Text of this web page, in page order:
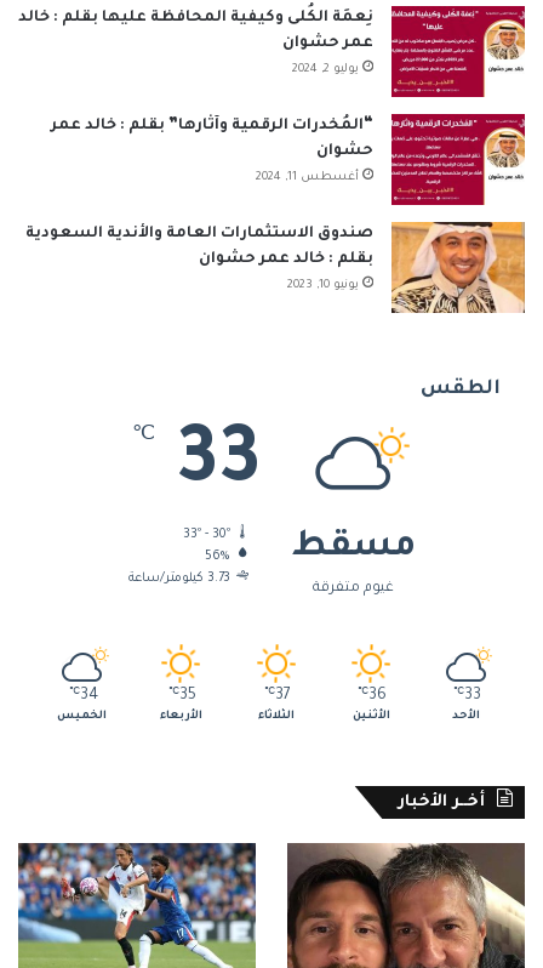
S
نِعمَة الكُلى وكيفية المحافظة عليها بقلم : خالد
عمر حشوان
يوليو 2, 2024
“المُخدرات الرقمية وآثارها” بقلم : خالد عمر
حشوان
أغسطس 11, 2024
صندوق الاستثمارات العامة والأندية السعودية
بقلم : خالد عمر حشوان
يونيو 10, 2023
الطقس
مسقط
غيوم متفرقة
33
℃
33º - 30º
56%
3.73 كيلومتر/ساعة
33
℃
الأحد
36
℃
الأثنين
37
℃
الثلاثاء
35
℃
الأربعاء
34
℃
الخميس
أخــر الأخبار